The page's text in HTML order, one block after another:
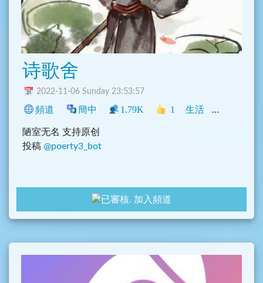
@TaiwanDeliveryBot還有更多的功能，例如可以設
定提醒，當你的包裹到達目的地時會收到通知。這樣
你就不用每天都打開 app 來查詢了。
總而言之，@TaiwanDeliveryBot
工具，非常適合經常網購的使用者。如果你常常在網
讓你的生活更加方便。
诗歌舍
2022-11-06 Sunday 23:53:57
頻道 簡中 1.79K 1 生活 中文圈
陋室无名 支持原创
投稿 @poerty3_bot
加入頻道